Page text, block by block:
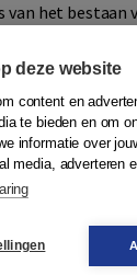
het bestaan
onderdeel
van de fysica,
een
en zijn
deze website
content en
te bieden en om
informatie over
media, adverteren